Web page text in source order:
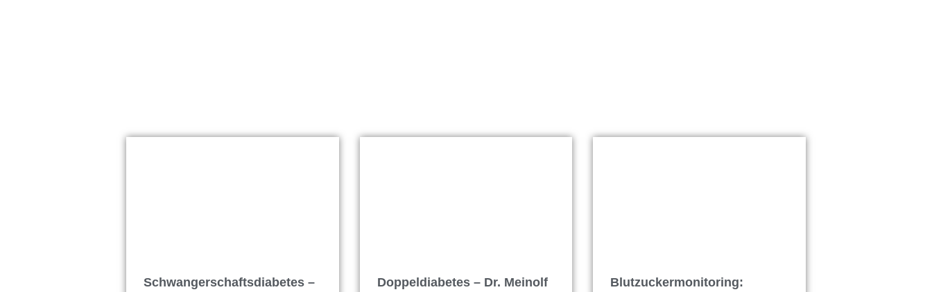
Schwangerschaftsdiabetes –
Doppeldiabetes – Dr. Meinolf
Blutzuckermonitoring: